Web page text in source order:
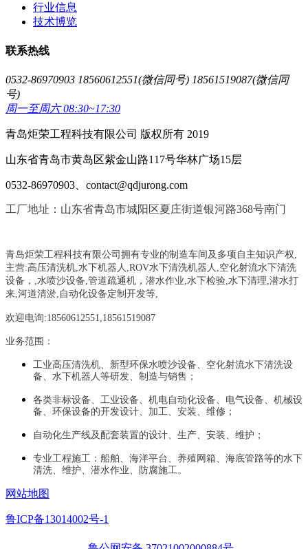
行业信息
技术博览
联系热线
0532-86970903 18560612551(微信同号) 18561519087(微信同
号)
周一至周六 08:30~17:30
青岛炬荣工程科技有限公司 版权所有 2019
山东省青岛市黄岛区紫金山路117号华林广场15层
0532-86970903、contact@qdjurong.com
工厂地址：山东省青岛市城阳区夏庄街道银河路368号南门
青岛炬荣工程科技有限公司拥有专业的制造车间及多项自主知识产权,
主营:高压清洗机,水下机器人,ROV水下清洗机器人,空化射流水下清洗
设备， ,水喷沙设备,管道疏通机 ， 潜水作业,水下检验,水下清理,潜水打
来,河道清淤,自动化设备定制开发等,
欢迎电询:18560612551,18561519087
业务范围：
工业高压清洗机、新型环保水喷沙设备、空化射流水下清洗设
备、水下机器人等研发、制造与销售；
各类非标设备、工业设备、机电自动化设备、电气设备、机械设
备、环保设备的开发设计、加工、安装、维修；
自动化生产线及配套装置的设计、生产、安装、维护；
专业工程施工：船舶、海洋平台、养殖网箱、海底管路等的水下
清洗、维护、潜水作业、防腐施工。
网站地图
鲁ICP备13014002号-1